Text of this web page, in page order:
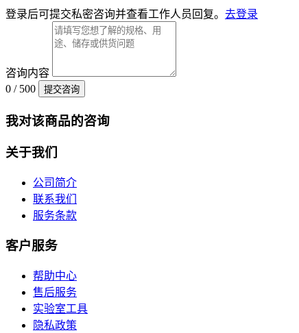
登录后可提交私密咨询并查看工作人员回复。 去登录
咨询内容
0 / 500
提交咨询
我对该商品的咨询
关于我们
公司简介
联系我们
服务条款
客户服务
帮助中心
售后服务
实验室工具
隐私政策